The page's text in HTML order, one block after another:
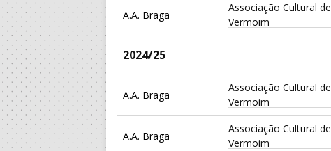
A.A. Braga
Associação Cultural de
Vermoim
2024/25
A.A. Braga
Associação Cultural de
Vermoim
A.A. Braga
Associação Cultural de
Vermoim